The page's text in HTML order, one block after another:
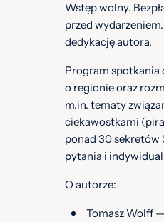
Wstęp wolny.
przed
dedykację autora.
Program spotkania
o regionie oraz
m.in. tematy
ciekawostkami
ponad 30 sekretów
pytania i
O autorze:
Tomasz Wolff